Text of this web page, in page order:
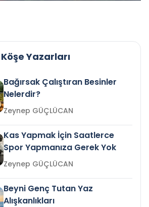
Köşe Yazarları
Bağırsak Çalıştıran Besinler
Nelerdir?
Zeynep GÜÇLÜCAN
Kas Yapmak İçin Saatlerce
Spor Yapmanıza Gerek Yok
Zeynep GÜÇLÜCAN
Beyni Genç Tutan Yaz
Alışkanlıkları